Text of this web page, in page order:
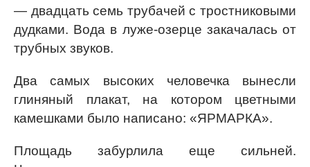
— двадцать семь трубачей с тростниковыми
дудками. Вода в луже-озерце закачалась от
трубных звуков.
Два самых высоких человечка вынесли
глиняный плакат, на котором цветными
камешками было написано: «ЯРМАРКА».
Площадь забурлила еще сильней.